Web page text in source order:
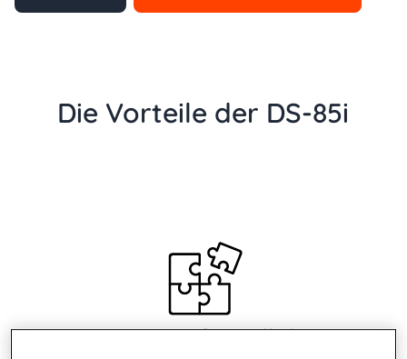
Die Vorteile der DS-85i
Benutzerfreundlich